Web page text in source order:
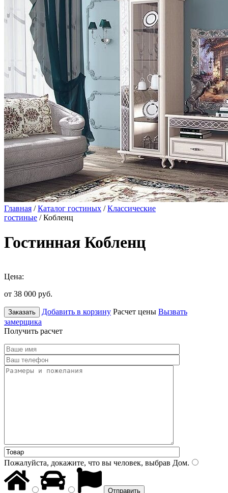
Главная /Каталог гостиных /Классические
гостиные / Кобленц
Гостинная Кобленц
Цена:
от 38 000 руб.
Заказать Добавить в корзину Расчет цены Вызвать
замерщика
Получить расчет
Пожалуйста, докажите, что вы человек, выбрав Дом.